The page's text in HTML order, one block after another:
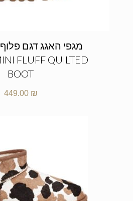
FLUFF QUILTED
BOOT
449.00 ₪